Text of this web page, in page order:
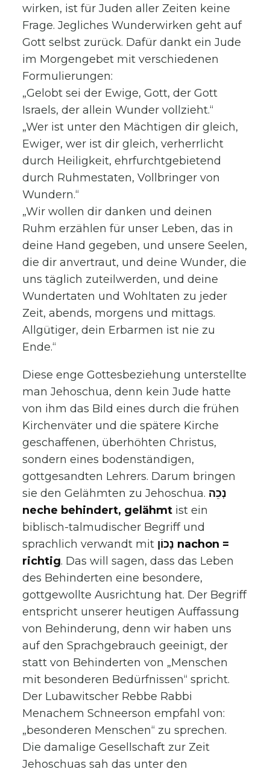
wirken, ist für Juden aller Zeiten keine
Frage. Jegliches Wunderwirken geht auf
Gott selbst zurück. Dafür dankt ein Jude
im Morgengebet mit verschiedenen
Formulierungen:
„Gelobt sei der Ewige, Gott, der Gott
Israels, der allein Wunder vollzieht.“
„Wer ist unter den Mächtigen dir gleich,
Ewiger, wer ist dir gleich, verherrlicht
durch Heiligkeit, ehrfurchtgebietend
durch Ruhmestaten, Vollbringer von
Wundern.“
„Wir wollen dir danken und deinen
Ruhm erzählen für unser Leben, das in
deine Hand gegeben, und unsere Seelen,
die dir anvertraut, und deine Wunder, die
uns täglich zuteilwerden, und deine
Wundertaten und Wohltaten zu jeder
Zeit, abends, morgens und mittags.
Allgütiger, dein Erbarmen ist nie zu
Ende.“
Diese enge Gottesbeziehung unterstellte
man Jehoschua, denn kein Jude hatte
von ihm das Bild eines durch die frühen
Kirchenväter und die spätere Kirche
geschaffenen, überhöhten Christus,
sondern eines bodenständigen,
gottgesandten Lehrers. Darum bringen
sie den Gelähmten zu Jehoschua. נְכֵה
neche behindert, gelähmt ist ein
biblisch-talmudischer Begriff und
sprachlich verwandt mit
richtig. Das will sagen, dass das Leben
des Behinderten eine besondere,
gottgewollte Ausrichtung hat. Der Begriff
entspricht unserer heutigen Auffassung
von Behinderung, denn wir haben uns
auf den Sprachgebrauch geeinigt, der
statt von Behinderten von „Menschen
mit besonderen Bedürfnissen“ spricht.
Der Lubawitscher Rebbe Rabbi
Menachem Schneerson empfahl von:
„besonderen Menschen“ zu sprechen.
Die damalige Gesellschaft zur Zeit
Jehoschuas sah das unter den